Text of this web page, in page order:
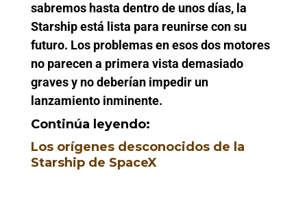
sabremos hasta dentro de unos días, la
Starship está lista para reunirse con su
futuro. Los problemas en esos dos motores
no parecen a primera vista demasiado
graves y no deberían impedir un
lanzamiento inminente.
Continúa leyendo:
Los orígenes desconocidos de la
Starship de SpaceX